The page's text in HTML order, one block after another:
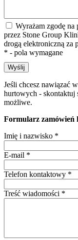
Wyrażam zgodę
przez Stone Group
drogą elektroniczną za
* - pola wymagane
Wyślij
Jeśli chcesz nawiązać
hurtowych - skontaktuj
możliwe.
Formularz zamówień
Imię i nazwisko *
E-mail *
Telefon kontaktowy *
Treść wiadomości *